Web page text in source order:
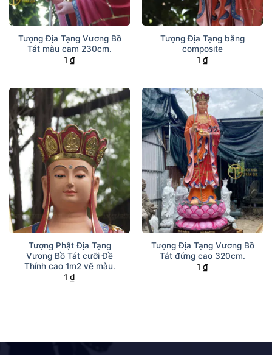
Tượng Địa Tạng Vương Bồ
Tát màu cam 230cm.
1 ₫
Tượng Địa Tạng bằng
composite
1 ₫
Tượng Phật Địa Tạng
Vương Bồ Tát cưỡi Đề
Thính cao 1m2 vẽ màu.
1 ₫
Tượng Địa Tạng Vương Bồ
Tát đứng cao 320cm.
1 ₫